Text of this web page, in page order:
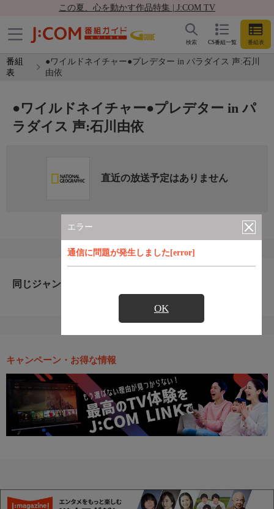
この夏、心を動かす作品特集 | J:COM TV
CS番組一覧 番組表
検索
番組
表
●ワイルドネイチャー●プレデター in パラダイス 声:石川
由依
エラー
通信に問題が発生しました[error]
OK
●ワイルドネイチャー●プレデター in パ
ラダイス 声:石川由依
直近の放送予定はありません
同じジャンルのおすすめ番組
キャンペーン・お得な情報